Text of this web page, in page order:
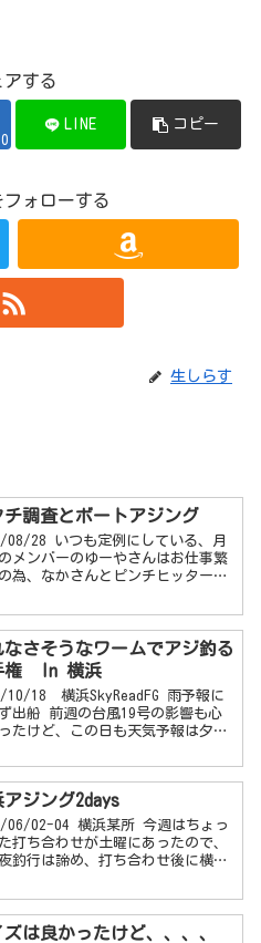
アする
0
LINE コピー
ォローする
生しらす
チ調査とボートアジング
08/28 いつも定例にしている、月
メンバーのゆーやさんはお仕事繁
為、なかさんとピンチヒッターか
加不可に。急遽かいさんにお友達
んを誘っていただき3名での出船
なさそうなワームでアジ釣る
権 In 横浜
10/18 横浜SkyReadFG 雨予報に
出船 前週の台風19号の影響も心
たけど、この日も天気予報は夕方
と「雨は降るけど風は大丈夫」と
で出船決定。 ...
アジング2days
06/02-04 横浜某所 今週はちょっ
打ち合わせが土曜にあったので、
釣行は諦め、打ち合わせ後に横浜
曜の打ち合わせが午後からなの
夜の風の具合が土曜夜...
ズは良かったけど、、、、